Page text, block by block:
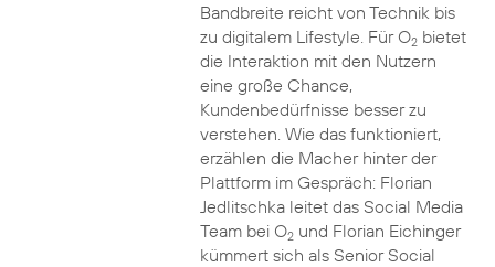
Bandbreite reicht von Technik bis
zu digitalem Lifestyle. Für O2bietet
die Interaktion mit den Nutzern
eine große Chance,
Kundenbedürfnisse besser zu
verstehen. Wie das funktioniert,
erzählen die Macher hinter der
Plattform im Gespräch: Florian
Jedlitschka leitet das Social Media
Team bei O2und Florian Eichinger
kümmert sich als Senior Social